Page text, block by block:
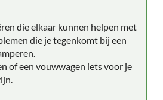
die elkaar kunnen helpen met
die je tegenkomt bij een
of een vouwwagen iets voor je